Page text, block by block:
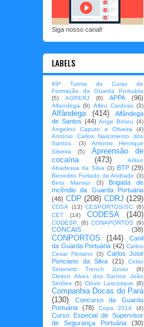
Siga nosso canal!
LABELS
89ª Turma do Curso de
Formação da Guarda Portuária
(5)
AGPERJ (8) APPA (96)
Alfandega (9) Alfeu Cardoso (3)
Alfândega (414)
Alfândega
de Santos (44) Ange Biniou (4)
Angelino Caputo e Oliveira
(4)
Antonio Carlos Nascimento dos
Santos.
(3)
Antonio Henrique
Silveira
(5)
Apreensão de
cocaína
(473)
Aílton
Abadessa da Silva (3) BTP (29)
Benedito Furtado de Andrade (3)
Beto Mansur
(3)
Brigada de
Incêndio da Guarda Portuária
(48) CDP (208) CDRJ (129)
CDSA (13) CESPORTOS/SC (8)
CET
(14) CODESA (140)
CODESP. (6) CONAPORTOS (9)
CONCAIS (38)
CONPORTOS (144)
Canil
da Guarda Portuária (42) Carlos
Cesar Floriano
(3) Carlos José
Ponciano da Silva
(21)
Celso
Simonetti Trench Junior
(8)
Cleiton Alves dos Santos João
Simões (5) Clóvis Lascosque (8)
Companhia Docas do Pará
(130)
Concurso da Guarda
Portuária
(78) Copa 2014 (4)
Curso Especial de Supervisor
de Segurança Portuária
(30)